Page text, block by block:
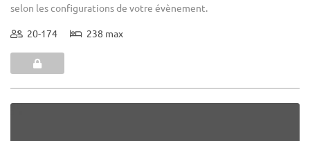
selon les configurations de votre évènement.
20-174 238 max